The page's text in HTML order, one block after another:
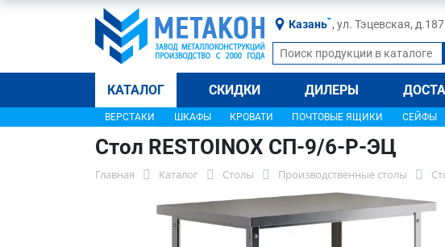
Казань , ул. Тэцевская, д.187
КАТАЛОГ СКИДКИ ДИЛЕРЫ
ВЕРСТАКИ ШКАФЫ КРОВАТИ ПОЧТОВЫЕ ЯЩИКИ СЕЙФЫ
Стол RESTOINOX СП-9/6-Р-ЭЦ
Главная Каталог Столы Производственные столы